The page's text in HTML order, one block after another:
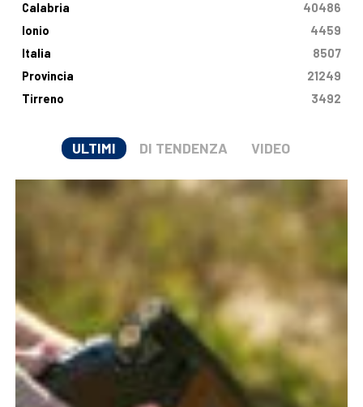
Calabria
40486
Ionio
4459
Italia
8507
Provincia
21249
Tirreno
3492
ULTIMI DI TENDENZA VIDEO